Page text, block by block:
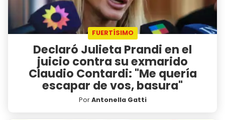
FUERTÍSIMO
Declaró Julieta Prandi en el
juicio contra su exmarido
Claudio Contardi: "Me quería
escapar de vos, basura"
PorAntonella Gatti